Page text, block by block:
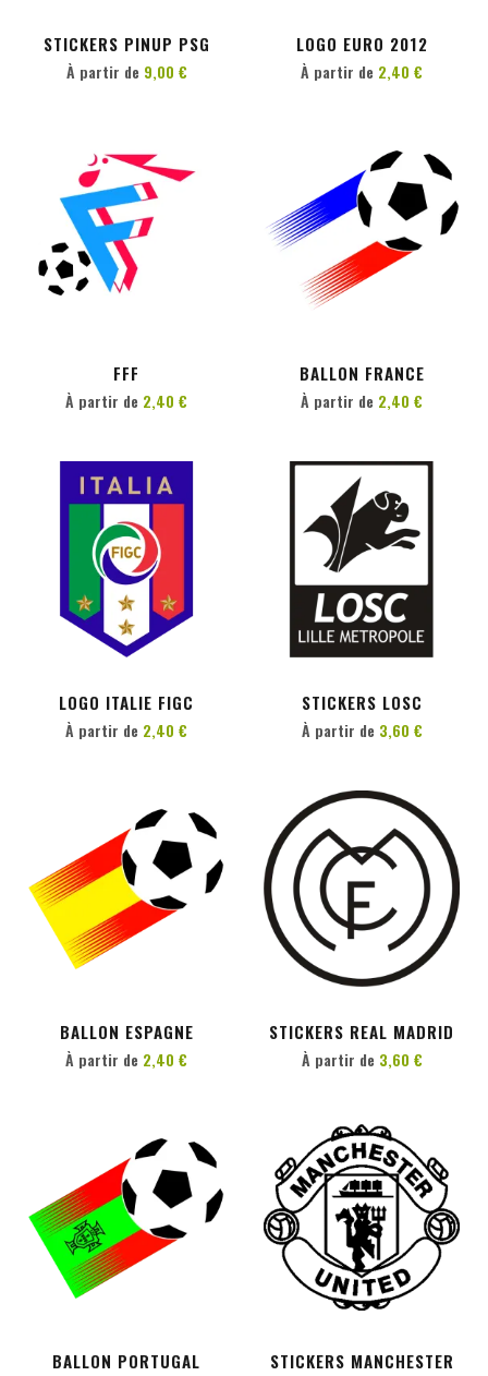
STICKERS PINUP PSG
À partir de 9,00 €
LOGO EURO 2012
À partir de 2,40 €
FFF
À partir de 2,40 €
BALLON FRANCE
À partir de 2,40 €
LOGO ITALIE FIGC
PERSONNALISER
À partir de 2,40 €
STICKERS LOSC
PERSONNALISER
À partir de 3,60 €
BALLON ESPAGNE
À partir de 2,40 €
STICKERS REAL MADRID
PERSONNALISER
À partir de 3,60 €
BALLON PORTUGAL
STICKERS MANCHESTER
PERSONNALISER